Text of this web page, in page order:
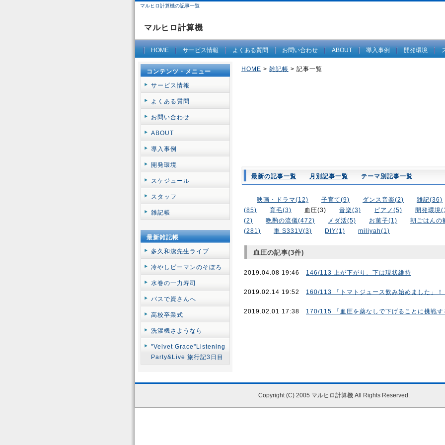
マルヒロ計算機の記事一覧
マルヒロ計算機
HOME サービス情報 よくある質問 お問い合わせ ABOUT 導入事例 開発環境
HOME > 雑記帳 > 記事一覧
最新の記事一覧 月別記事一覧 テーマ別記事一覧
映画・ドラマ(12) 子育て(9) ダンス音楽(2) 雑記(36)
(85)
育毛(3) 血圧(3) 音楽(3) ピアノ(5) 開発環境
(2)
晩酌の流儀(472) メダ活(5) お菓子(1) 朝ごはんの
(281)
車 S331V(3) DIY(1) miliyah(1)
血圧の記事(3件)
2019.04.08 19:46 146/113 上が下がり、下は現状維持
2019.02.14 19:52 160/113 「トマトジュース飲み始めました」！
2019.02.01 17:38 170/115 「血圧を薬なしで下げることに挑戦す
コンテンツ・メニュー
サービス情報
よくある質問
お問い合わせ
ABOUT
導入事例
開発環境
スケジュール
スタッフ
雑記帳
最新雑記帳
多久和潔先生ライブ
冷やしピーマンのそぼろ
水巻の一力寿司
バスで資さんへ
高校卒業式
洗濯機さようなら
"Velvet Grace"Listening
Party&Live 旅行記3日目
Copyright (C) 2005 マルヒロ計算機 All Rights Reserved.